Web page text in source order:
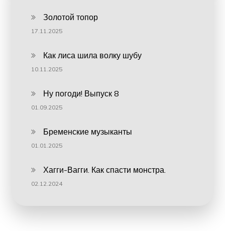
Золотой топор
17.11.2025
Как лиса шила волку шубу
10.11.2025
Ну погоди! Выпуск 8
01.09.2025
Бременские музыканты
01.01.2025
Хагги-Вагги. Как спасти монстра.
02.12.2024